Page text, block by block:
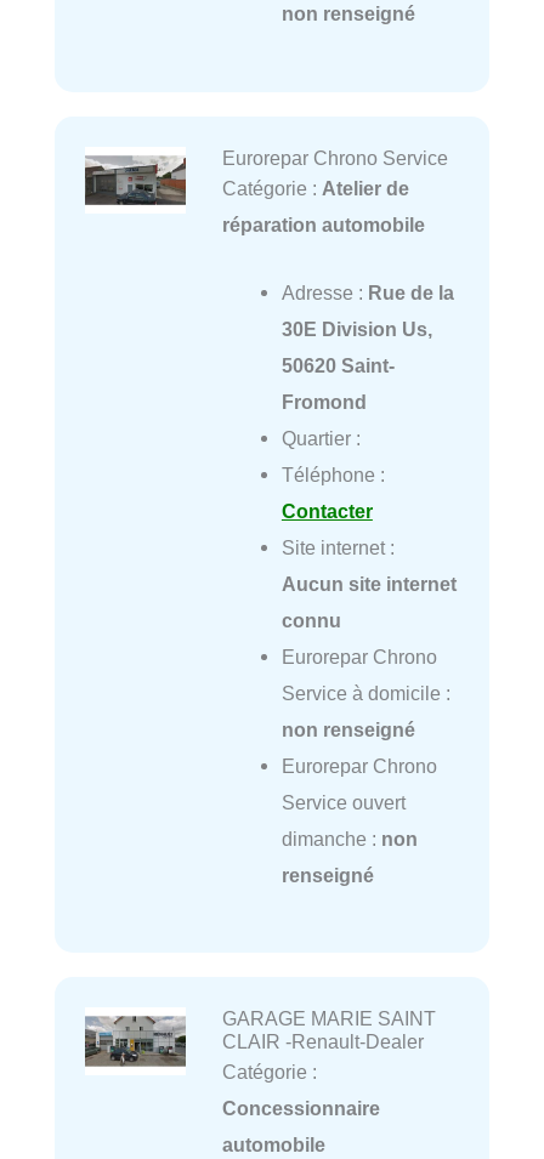
non renseigné
Eurorepar Chrono Service
Catégorie : Atelier de
réparation automobile
Adresse : Rue de la
30E Division Us,
50620 Saint-
Fromond
Quartier :
Téléphone :
Contacter
Site internet :
Aucun site internet
connu
Eurorepar Chrono
Service à domicile :
non renseigné
Eurorepar Chrono
Service ouvert
dimanche : non
renseigné
GARAGE MARIE SAINT
CLAIR -Renault-Dealer
Catégorie :
Concessionnaire
automobile